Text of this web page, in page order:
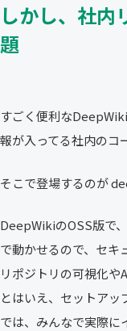
しかし、社内
題
すごく便利な
報が入ってる社内のコ
そこで登場するのが
DeepWikiのOSS版で
で動かせるので、セキ
リポジトリの可視化や
とはいえ、セットア
では、みんなで実際に